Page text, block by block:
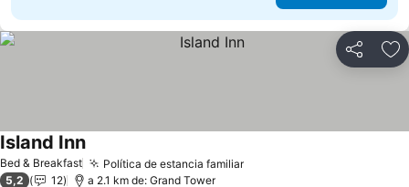
Compartir
Bed & Breakfast Política de estancia familiarVer precios
Island InnVer precios
5,2 12 a 2.1 km de: Grand Tower